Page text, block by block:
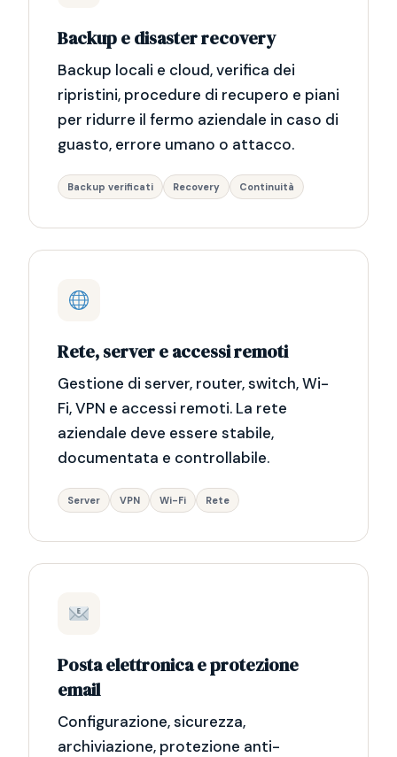
Backup e disaster recovery
Backup locali e cloud, verifica dei
ripristini, procedure di recupero e piani
per ridurre il fermo aziendale in caso di
guasto, errore umano o attacco.
Backup verificati Recovery Continuità
Rete, server e accessi remoti
Gestione di server, router, switch, Wi-
Fi, VPN e accessi remoti. La rete
aziendale deve essere stabile,
documentata e controllabile.
Server VPN Wi-Fi Rete
Posta elettronica e protezione
email
Configurazione, sicurezza,
archiviazione, protezione anti-